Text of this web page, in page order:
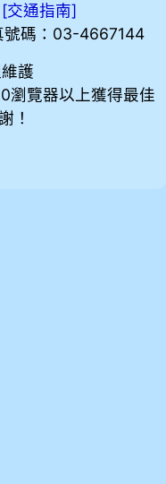
[交通指南]
碼：03-4667144
護
瀏覽器以上獲得最佳
！